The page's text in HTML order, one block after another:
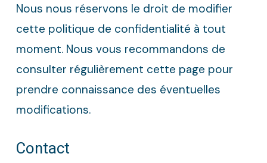
Nous nous réservons le droit de modifier
cette politique de confidentialité à tout
moment. Nous vous recommandons de
consulter régulièrement cette page pour
prendre connaissance des éventuelles
modifications.
Contact